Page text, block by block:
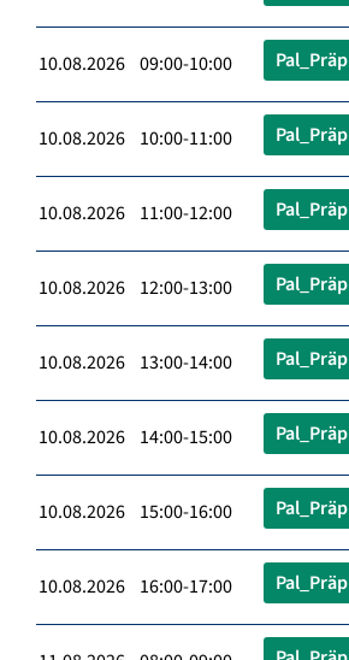
10.08.2026 09:00-10:00 Pal_Präp
10.08.2026 10:00-11:00 Pal_Präp
10.08.2026 11:00-12:00 Pal_Präp
10.08.2026 12:00-13:00 Pal_Präp
10.08.2026 13:00-14:00 Pal_Präp
10.08.2026 14:00-15:00 Pal_Präp
10.08.2026 15:00-16:00 Pal_Präp
10.08.2026 16:00-17:00 Pal_Präp